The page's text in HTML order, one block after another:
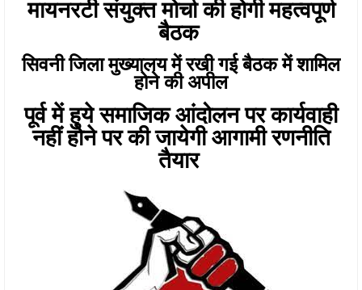
मायनरटी संयुक्त मोर्चा की होगी महत्वपूर्ण
बैठक
सिवनी जिला मुख्यालय में रखी गई बैठक में शामिल
होने की अपील
पूर्व में हुये समाजिक आंदोलन पर कार्यवाही
नहीं होने पर की जायेगी आगामी रणनीति
तैयार